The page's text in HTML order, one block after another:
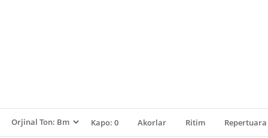
Kapo: 0 Akorlar Ritim Repertuara